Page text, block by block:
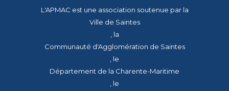
L'APMAC est une association soutenue par la
Ville de Saintes
, la
Communauté d'Agglomération de Saintes
, le
Département de la Charente-Maritime
, le